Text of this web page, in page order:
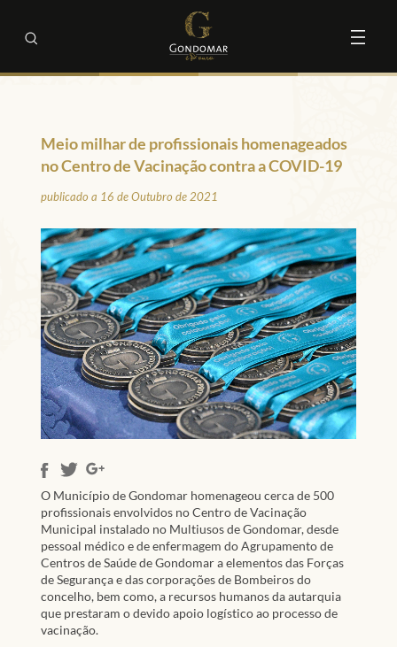
Meio milhar de profissionais homenageados
no Centro de Vacinação contra a COVID-19
publicado a 16 de Outubro de 2021
O Município de Gondomar homenageou cerca de 500
profissionais envolvidos no Centro de Vacinação
Municipal instalado no Multiusos de Gondomar, desde
pessoal médico e de enfermagem do Agrupamento de
Centros de Saúde de Gondomar a elementos das Forças
de Segurança e das corporações de Bombeiros do
concelho, bem como, a recursos humanos da autarquia
que prestaram o devido apoio logístico ao processo de
vacinação.